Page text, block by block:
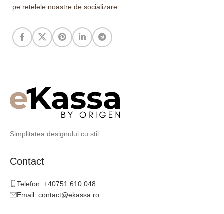
pe rețelele noastre de socializare
Simplitatea designului cu stil.
Contact
Telefon: +40751 610 048
Email: contact@ekassa.ro